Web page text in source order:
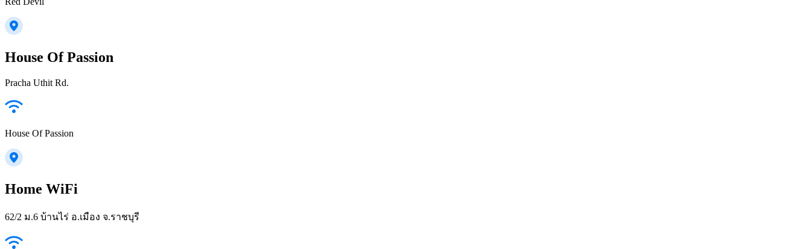
House Of Passion
Pracha Uthit Rd.
House Of Passion
Home WiFi
62/2 ม.6 บ้านไร่ อ.เมือง จ.ราชบุรี